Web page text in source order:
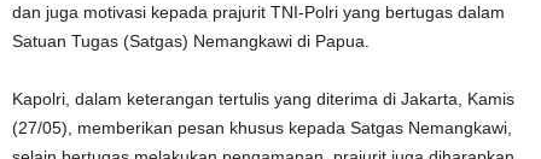
dan juga motivasi kepada prajurit TNI-Polri yang bertugas dalam
Satuan Tugas (Satgas) Nemangkawi di Papua.
Kapolri, dalam keterangan tertulis yang diterima di Jakarta, Kamis
(27/05), memberikan pesan khusus kepada Satgas Nemangkawi,